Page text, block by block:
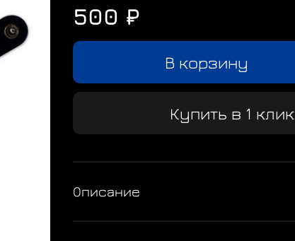
500 ₽
В корзину
Купить в 1 клик
Описание